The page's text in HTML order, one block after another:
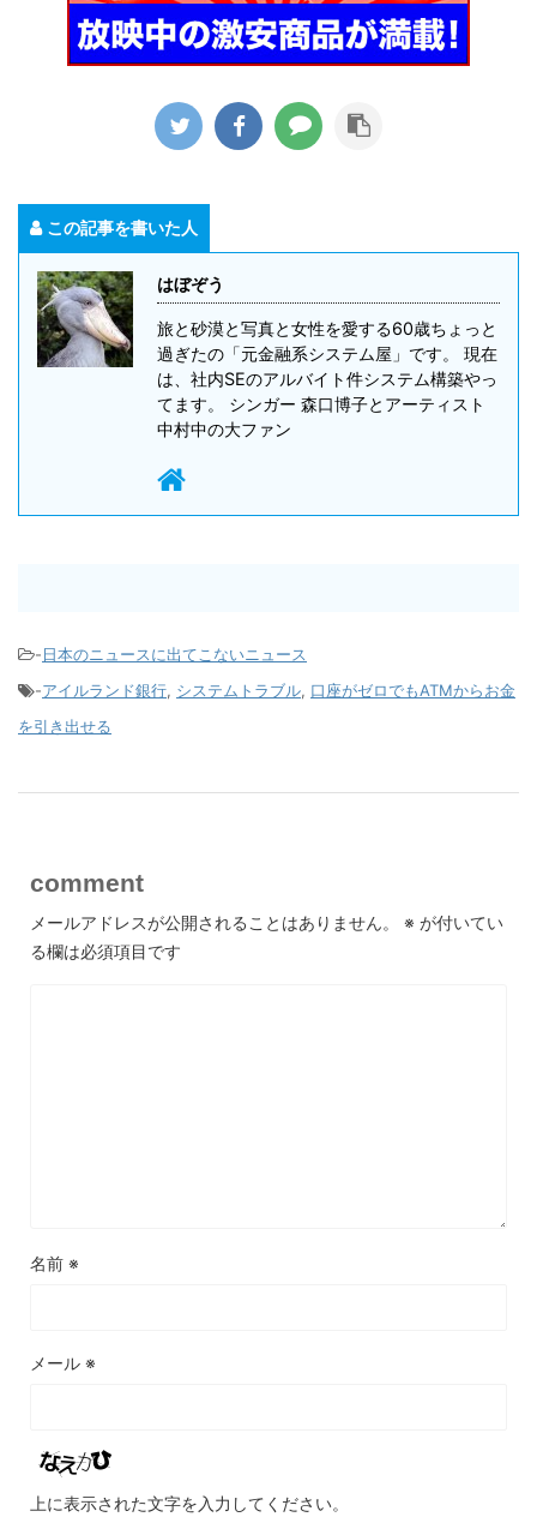
この記事を書いた人
はぼぞう
旅と砂漠と写真と女性を愛する60歳ちょっと
過ぎたの「元金融系システム屋」です。 現在
は、社内SEのアルバイト件システム構築やっ
てます。 シンガー 森口博子とアーティスト
中村中の大ファン
-日本のニュースに出てこないニュース
-アイルランド銀行, システムトラブル, 口座がゼロでもATMからお金
を引き出せる
comment
メールアドレスが公開されることはありません。 ※ が付いてい
る欄は必須項目です
名前 ※
メール ※
上に表示された文字を入力してください。